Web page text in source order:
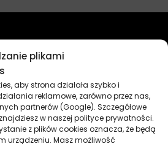
plikami
aby strona działała szybko i
reklamowe, zarówno przez nas,
partnerów (Google). Szczegółowe
w naszej polityce prywatności.
z plików cookies oznacza, że będą
urządzeniu. Masz możliwość